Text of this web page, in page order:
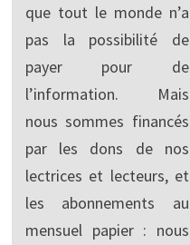
que tout le monde n’a
pas la possibilité de
payer pour de
l’information. Mais
nous sommes financés
par les dons de nos
lectrices et lecteurs, et
les abonnements au
mensuel papier : nous